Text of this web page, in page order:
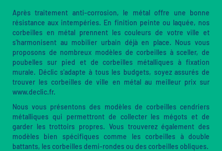
Après traitement anti-corrosion, le métal offre une bonne
résistance aux intempéries. En finition peinte ou laquée, nos
corbeilles en métal prennent les couleurs de votre ville et
s'harmonisent au mobilier urbain déjà en place. Nous vous
proposons de nombreux modèles de corbeilles à sceller, de
poubelles sur pied et de corbeilles métalliques à fixation
murale. Déclic s'adapte à tous les budgets, soyez assurés de
trouver les corbeilles de ville en métal au meilleur prix sur
www.declic.fr.
Nous vous présentons des modèles de corbeilles cendriers
métalliques qui permettront de collecter les mégots et de
garder les trottoirs propres. Vous trouverez également des
modèles bien spécifiques comme les corbeilles à double
battants, les corbeilles demi-rondes ou des corbeilles obliques.